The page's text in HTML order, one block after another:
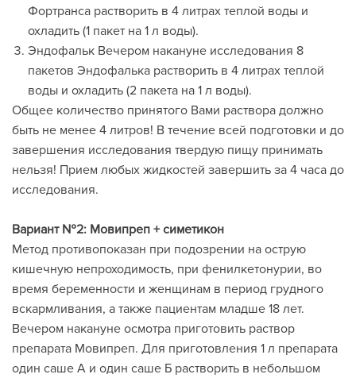
Фортранса растворить в 4 литрах теплой воды и
охладить (1 пакет на 1 л воды).
Эндофальк Вечером накануне исследования 8
пакетов Эндофалька растворить в 4 литрах теплой
воды и охладить (2 пакета на 1 л воды).
Общее количество принятого Вами раствора должно
быть не менее 4 литров! В течение всей подготовки и до
завершения исследования твердую пищу принимать
нельзя! Прием любых жидкостей завершить за 4 часа до
исследования.
Вариант №2: Мовипреп + симетикон
Метод противопоказан при подозрении на острую
кишечную непроходимость, при фенилкетонурии, во
время беременности и женщинам в период грудного
вскармливания, а также пациентам младше 18 лет.
Вечером накануне осмотра приготовить раствор
препарата Мовипреп. Для приготовления 1 л препарата
один саше А и один саше Б растворить в небольшом